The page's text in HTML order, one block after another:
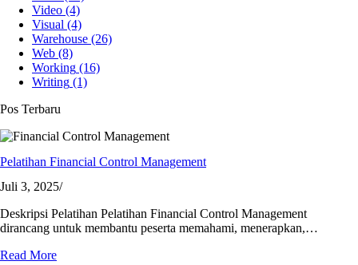
Video (4)
Visual (4)
Warehouse (26)
Web (8)
Working (16)
Writing (1)
Pos Terbaru
Pelatihan Financial Control Management
Juli 3, 2025/
Deskripsi Pelatihan Pelatihan Financial Control Management
dirancang untuk membantu peserta memahami, menerapkan,…
Read More